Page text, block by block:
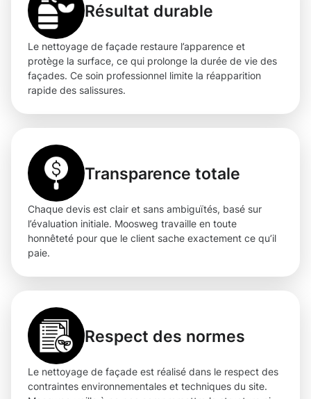
Résultat durable
Le nettoyage de façade restaure l’apparence et
protège la surface, ce qui prolonge la durée de vie des
façades. Ce soin professionnel limite la réapparition
rapide des salissures.
Transparence totale
Chaque devis est clair et sans ambiguïtés, basé sur
l’évaluation initiale. Moosweg travaille en toute
honnêteté pour que le client sache exactement ce qu’il
paie.
Respect des normes
Le nettoyage de façade est réalisé dans le respect des
contraintes environnementales et techniques du site.